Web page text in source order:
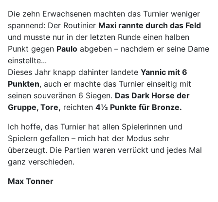
Die zehn Erwachsenen machten das Turnier weniger
spannend: Der Routinier Maxi rannte durch das Feld
und musste nur in der letzten Runde einen halben
Punkt gegen Paulo abgeben – nachdem er seine Dame
einstellte...
Dieses Jahr knapp dahinter landete Yannic mit 6
Punkten, auch er machte das Turnier einseitig mit
seinen souveränen 6 Siegen. Das Dark Horse der
Gruppe, Tore, reichten 4½ Punkte für Bronze.
Ich hoffe, das Turnier hat allen Spielerinnen und
Spielern gefallen – mich hat der Modus sehr
überzeugt. Die Partien waren verrückt und jedes Mal
ganz verschieden.
Max Tonner